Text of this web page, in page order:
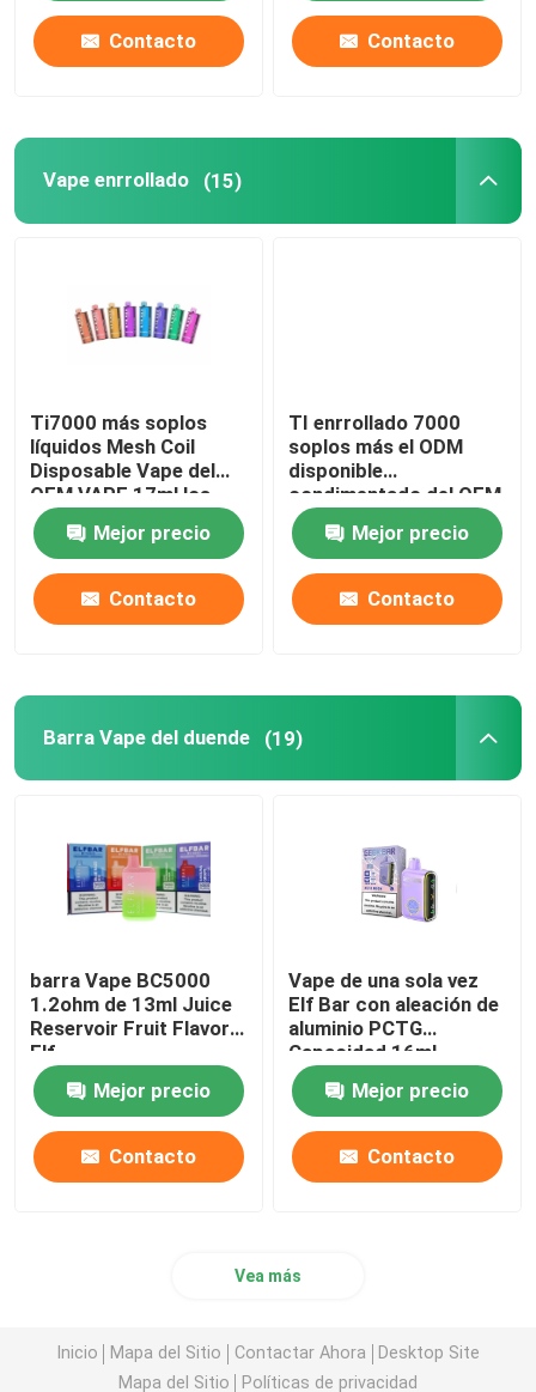
Contacto Contacto
Vape enrrollado (15)
Ti7000 más soplos
líquidos Mesh Coil
Disposable Vape del
OEM VAPE 17ml los
7000
Mejor precio
Contacto
TI enrrollado 7000
soplos más el ODM
disponible
condimentado del OEM
de la pluma 17ml de
Vape
Mejor precio
Contacto
Barra Vape del duende (19)
barra Vape BC5000
1.2ohm de 13ml Juice
Reservoir Fruit Flavor
Elf
Mejor precio
Contacto
Vape de una sola vez
Elf Bar con aleación de
aluminio PCTG
Capacidad 16ml
Mejor precio
Contacto
Vea más
Inicio Mapa del Sitio Contactar Ahora
Desktop Site
Mapa del Sitio
Políticas de privacidad